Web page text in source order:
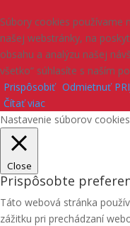
Súbory cookies používame
našej webstránky, na
obsahu a analýzu našej
všetko“ súhlasíte s naším
Prispôsobiť Odmietnuť
Čítať viac
Nastavenie súborov cookies
Close
Prispôsobte
Táto webová stránka
zážitku pri prechádzaní